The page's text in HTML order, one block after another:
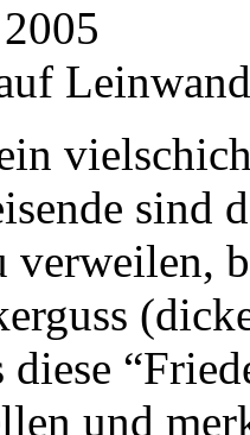
sind
verweilen,
und